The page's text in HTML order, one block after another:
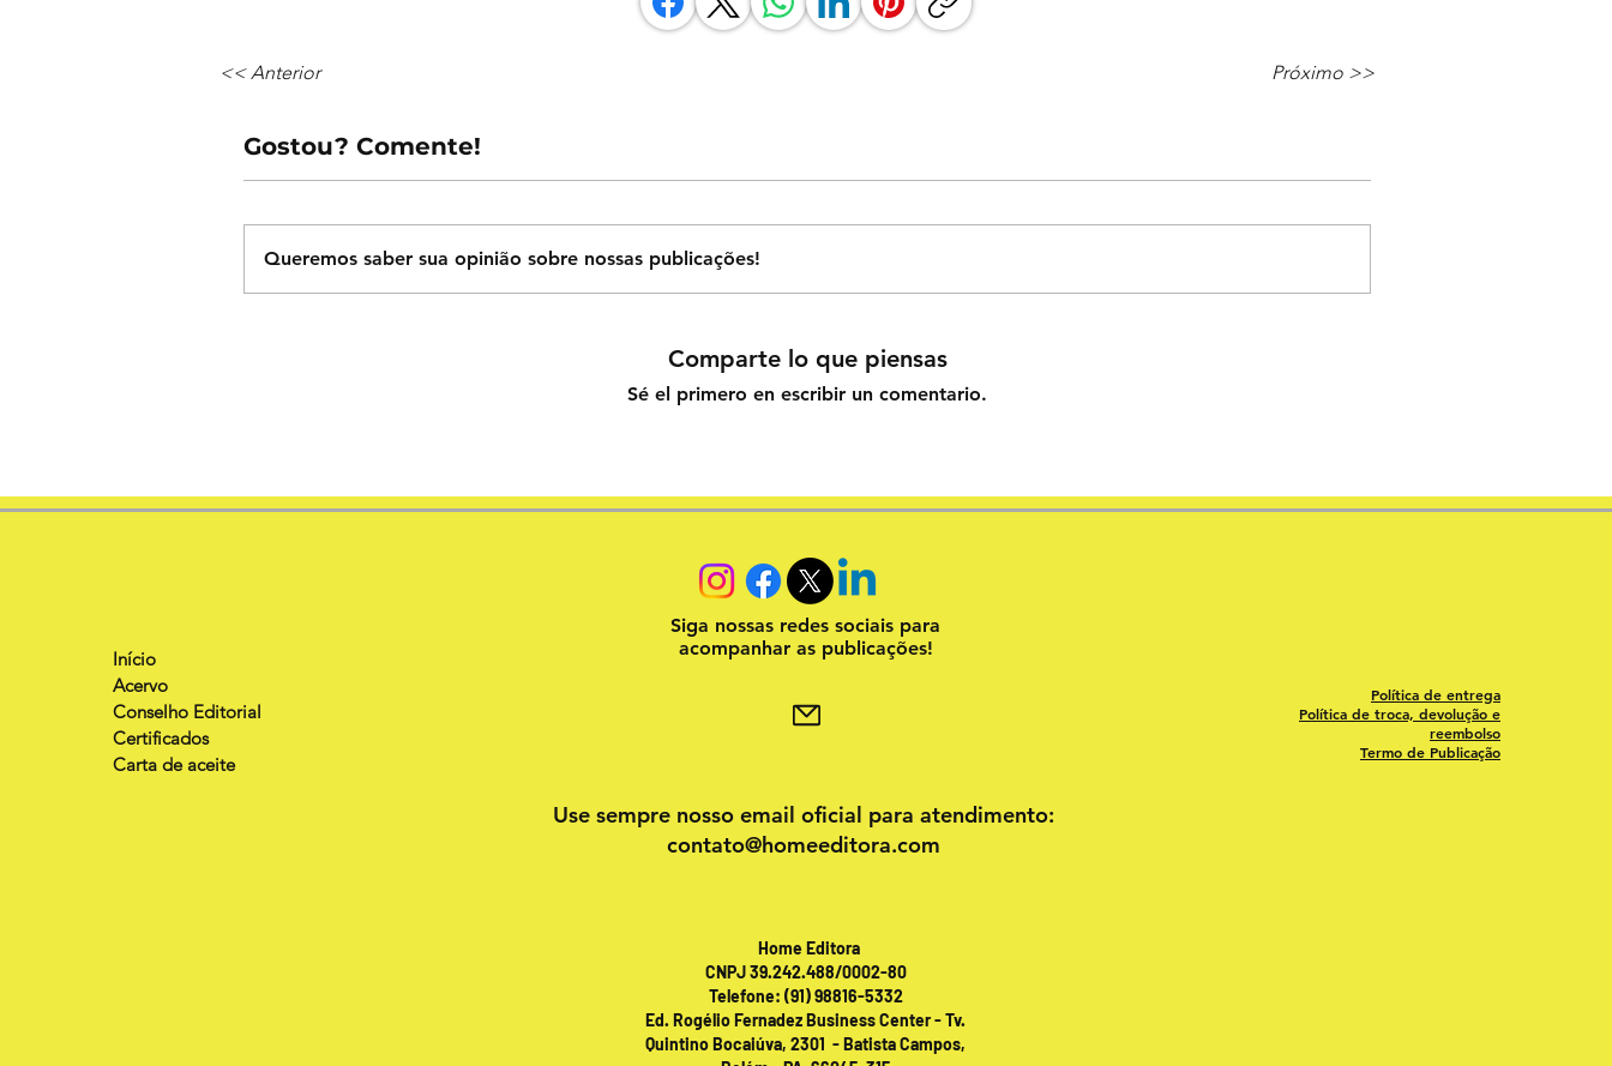
<< Anterior Próximo >>
Gostou? Comente!
Queremos saber sua opinião sobre nossas publicações!
Comparte lo que piensas
Sé el primero en escribir un comentario.
Início
Acervo
Conselho Editorial
Certificados
Carta de aceite
Siga nossas redes sociais para
acompanhar as publicações!
Política de entrega
Política de troca, devolução e
reembolso
Termo de Publicação
Use sempre nosso email oficial para atendimento:
contato@homeeditora.com
Home Editora
CNPJ 39.242.488/0002-80
Telefone: (91) 98816-5332
Ed. Rogélio Fernadez Business Center - Tv.
Quintino Bocaiúva, 2301 - Batista Campos,